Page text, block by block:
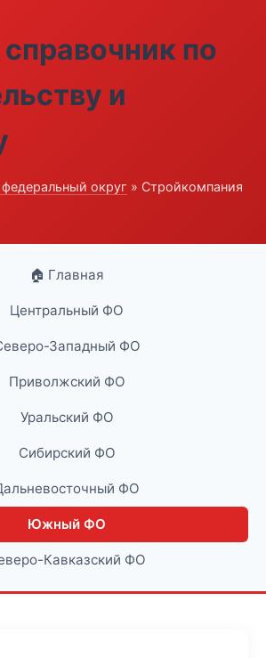
по
и
округ » Стройкомпания
🏠 Главная
Центральный ФО
Западный ФО
Приволжский ФО
Уральский ФО
Сибирский ФО
ФО
Южный ФО
Кавказский ФО